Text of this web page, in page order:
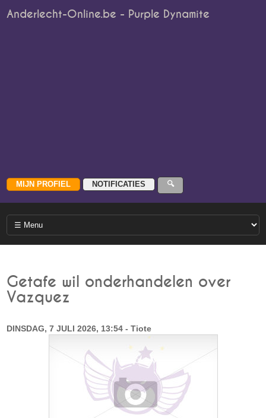
Anderlecht-Online.be - Purple Dynamite
Getafe wil onderhandelen over
Vazquez
DINSDAG, 7 JULI 2026, 13:54 - Tiote